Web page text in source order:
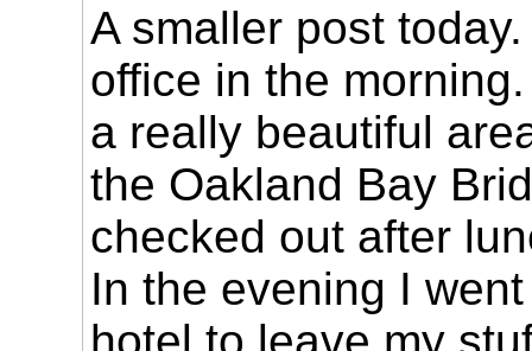
A smaller post
office in the
a really beautiful
the Oakland Bay
checked out after
In the evening I